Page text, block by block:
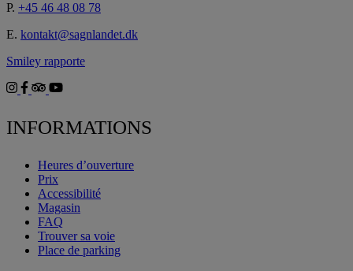
P. +45 46 48 08 78
E. kontakt@sagnlandet.dk
Smiley rapporte
INFORMATIONS
Heures d’ouverture
Prix
Accessibilité
Magasin
FAQ
Trouver sa voie
Place de parking